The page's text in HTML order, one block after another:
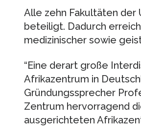
Alle zehn Fakultäten der
beteiligt. Dadurch
medizinischer sowie
“Eine derart große
Afrikazentrum in
Gründungssprecher
Zentrum hervorragend
ausgerichteten